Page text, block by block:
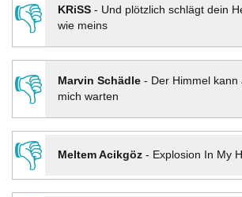
👎
KRiSS- Und plötzlich schlägt dein
wie meins
👎 Marvin Schädle- Der Himmel kann
mich warten
👎
Meltem Acikgöz- Explosion In My